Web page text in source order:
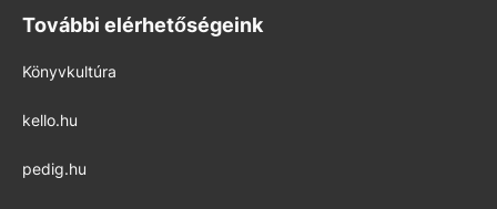
További elérhetőségeink
Könyvkultúra
kello.hu
pedig.hu